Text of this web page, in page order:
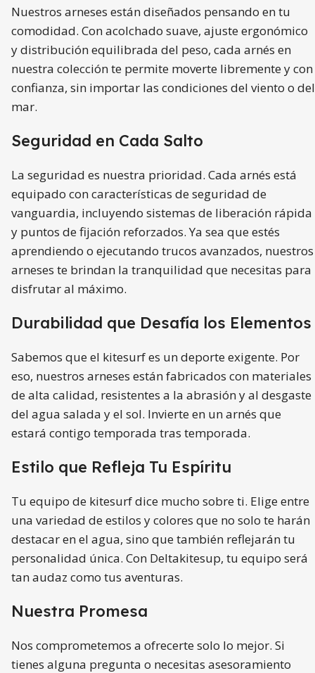
Nuestros arneses están diseñados pensando en tu
comodidad. Con acolchado suave, ajuste ergonómico
y distribución equilibrada del peso, cada arnés en
nuestra colección te permite moverte libremente y con
confianza, sin importar las condiciones del viento o del
mar.
Seguridad en Cada Salto
La seguridad es nuestra prioridad. Cada arnés está
equipado con características de seguridad de
vanguardia, incluyendo sistemas de liberación rápida
y puntos de fijación reforzados. Ya sea que estés
aprendiendo o ejecutando trucos avanzados, nuestros
arneses te brindan la tranquilidad que necesitas para
disfrutar al máximo.
Durabilidad que Desafía los Elementos
Sabemos que el kitesurf es un deporte exigente. Por
eso, nuestros arneses están fabricados con materiales
de alta calidad, resistentes a la abrasión y al desgaste
del agua salada y el sol. Invierte en un arnés que
estará contigo temporada tras temporada.
Estilo que Refleja Tu Espíritu
Tu equipo de kitesurf dice mucho sobre ti. Elige entre
una variedad de estilos y colores que no solo te harán
destacar en el agua, sino que también reflejarán tu
personalidad única. Con Deltakitesup, tu equipo será
tan audaz como tus aventuras.
Nuestra Promesa
Nos comprometemos a ofrecerte solo lo mejor. Si
tienes alguna pregunta o necesitas asesoramiento